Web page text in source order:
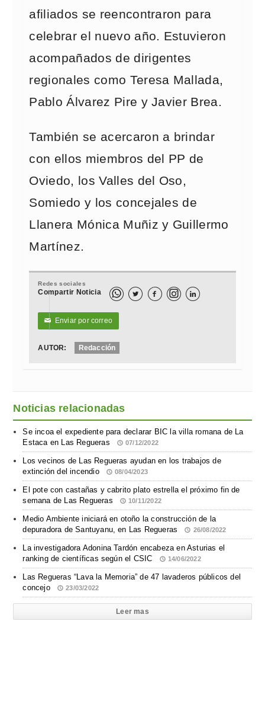
afiliados se reencontraron para
celebrar el nuevo año. Estuvieron
acompañados de dirigentes
regionales como Teresa Mallada,
Pablo Álvarez Pire y Javier Brea.
También se acercaron a brindar
con ellos miembros del PP de
Oviedo, los Valles del Oso,
Somiedo y los concejales de
Llanera Mónica Muñiz y Guillermo
Martínez.
Redes sociales
Compartir Noticia   
✉ Enviar por correo
AUTOR: Redacción
Noticias relacionadas
Se incoa el expediente para declarar BIC la villa romana de La
Estaca en Las Regueras
07/12/2022
Los vecinos de Las Regueras ayudan en los trabajos de
extinción del incendio
08/04/2023
El pote con castañas y cabrito plato estrella el próximo fin de
semana de Las Regueras
10/11/2022
Medio Ambiente iniciará en otoño la construcción de la
depuradora de Santuyanu, en Las Regueras
26/08/2022
La investigadora Adonina Tardón encabeza en Asturias el
ranking de científicas según el CSIC
14/06/2022
Las Regueras “Lava la Memoria” de 47 lavaderos públicos del
concejo
23/03/2022
Leer mas